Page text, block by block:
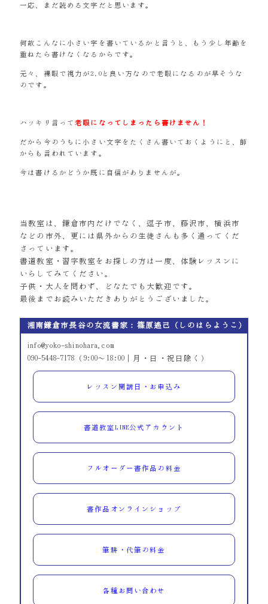
一応、まだ読める文字だと思います。
何故こんなに小さい字を書いているかと言うと、もう少し年齢を
重ねたら書けなくなるからです。
元々、裸眼で視力が2.0と良い方なので老眼になるのが早そうな
のです。
ハッキリ言って老眼になってしまったら書けません！
だから今のうちに小さい文字をたくさん書いておくようにと、師
からも言われています。
今は書けるかどうか既に自信がありませんが。
当教室は、鎌倉市内だけでなく、逗子市、藤沢市、横浜市
などの市外、更には県外からの生徒さんも多く通ってくだ
さっています。
書道教室・習字教室をお探しの方は一度、体験レッスンに
いらしてみてください。
子供・大人を問わず、どなたでも大歓迎です。
最後までお読みいただきありがとうございました。
湘南鎌倉市長谷の女流書家：篠原遙己（しのはらようこ）
info@yoko-shinohara.com
090-5448-7178（9:00～18:00｜月・日・祝日除く）
レッスン開講日・お申込み
書道教室LINE公式アカウント
フルオーダー書作品の料金
書作品オンラインショップ
筆耕・代筆の料金
各種お問い合わせ